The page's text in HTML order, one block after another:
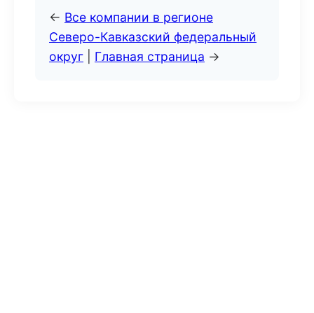
← Все компании в регионе
Северо-Кавказский федеральный
округ
Главная страница →